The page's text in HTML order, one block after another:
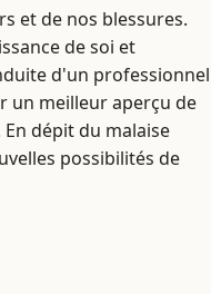
et de nos blessures.
de soi et
d'un professionnel
un meilleur aperçu de
dépit du malaise
possibilités de